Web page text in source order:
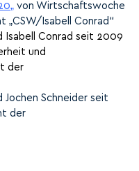
„ von Wirtschaftswoche
„CSW/Isabell Conrad“
Isabell Conrad seit 2009
und
der
Jochen Schneider seit
der